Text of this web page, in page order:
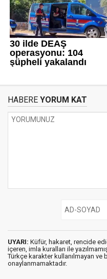
HABERE YORUM KAT
UYARI: Küfür, hakaret, rencide
içeren, imla kuralları ile
Türkçe karakter kullanılmayan ve
onaylanmamaktadır.